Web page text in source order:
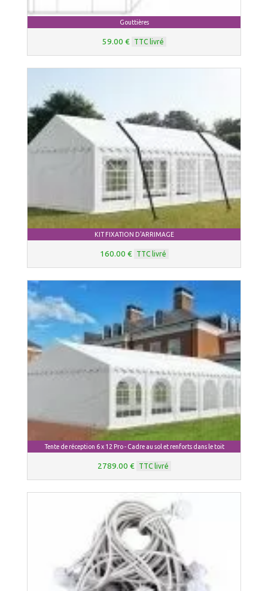
Gouttières
59.00 € TTC livré
KIT FIXATION D'ARRIMAGE
160.00 € TTC livré
Tente de réception 6 x 12 Pro - Cadre au sol et renforts dans le toit
2789.00 € TTC livré